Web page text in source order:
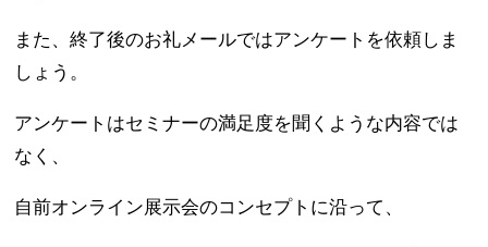
また、終了後のお礼メールではアンケートを依頼しま
しょう。
アンケートはセミナーの満足度を聞くような内容では
なく、
自前オンライン展示会のコンセプトに沿って、